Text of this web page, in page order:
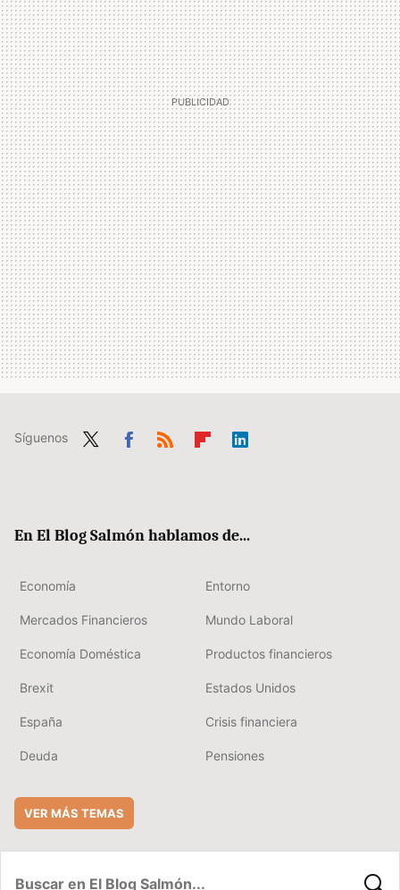
Síguenos
En El Blog Salmón hablamos de...
Economía Entorno
Mercados Financieros Mundo Laboral
Economía Doméstica Productos financieros
Brexit Estados Unidos
España Crisis financiera
Deuda Pensiones
VER MÁS TEMAS